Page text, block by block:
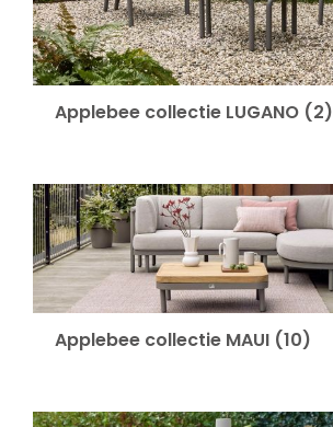
Applebee collectie LUGANO (2)
Applebee collectie MAUI (10)